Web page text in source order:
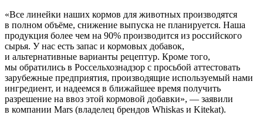
«Все линейки наших кормов для животных производятся
в полном объёме, снижение выпуска не планируется. Наша
продукция более чем на 90% производится из российского
сырья. У нас есть запас и кормовых добавок,
и альтернативные варианты рецептур. Кроме того,
мы обратились в Россельхознадзор с просьбой аттестовать
зарубежные предприятия, производящие используемый нами
ингредиент, и надеемся в ближайшее время получить
разрешение на ввоз этой кормовой добавки», — заявили
в компании Mars (владелец брендов Whiskas и Kitekat).